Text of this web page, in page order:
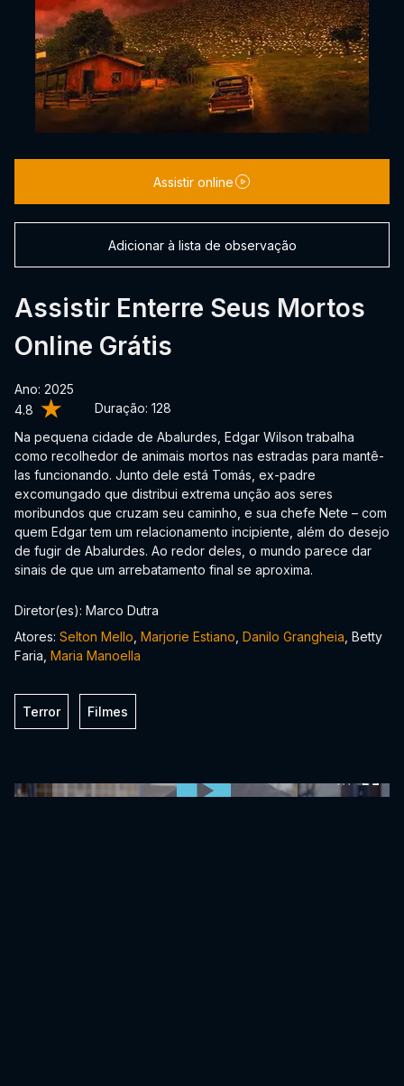
4.8 Duração: 128
Assistir Enterre Seus Mortos
Online Grátis
Ano: 2025
Na pequena cidade de Abalurdes, Edgar Wilson trabalha
como recolhedor de animais mortos nas estradas para mantê-
las funcionando. Junto dele está Tomás, ex-padre
excomungado que distribui extrema unção aos seres
moribundos que cruzam seu caminho, e sua chefe Nete – com
quem Edgar tem um relacionamento incipiente, além do desejo
de fugir de Abalurdes. Ao redor deles, o mundo parece dar
sinais de que um arrebatamento final se aproxima.
Assistir online
Adicionar à lista de observação
Diretor(es): Marco Dutra
Atores: Selton Mello Marjorie Estiano Danilo Grangheia , Betty
Faria, Maria Manoella
Terror Filmes